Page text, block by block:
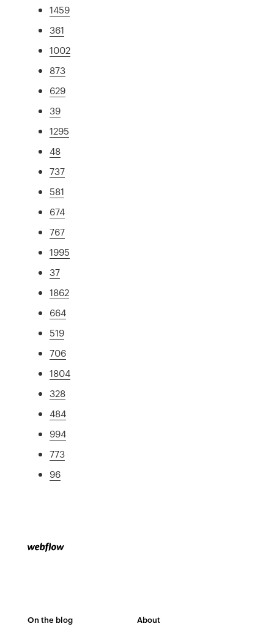
1459
361
1002
873
629
39
1295
48
737
581
674
767
1995
37
1862
664
519
706
1804
328
484
994
773
96
On the blog About